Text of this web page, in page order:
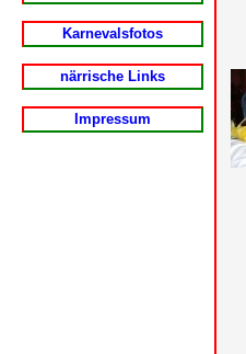
Karnevalsfotos
närrische Links
Impressum